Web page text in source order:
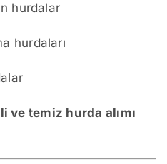
hurdalar
hurdaları
ve temiz hurda alımı